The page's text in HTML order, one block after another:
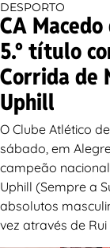
DESPORTO
CA
5.º título
Corrida de
Uphill
O Clube Atlético
sábado, em
campeão
Uphill (Sempre a
absolutos
vez através de